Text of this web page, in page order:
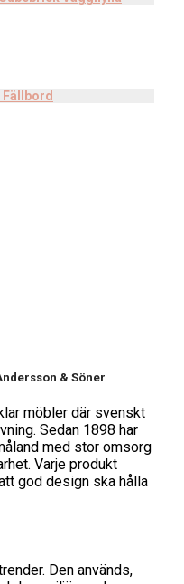
& Söner
möbler där svenskt
Sedan 1898 har
med stor omsorg
Varje produkt
god design ska hålla
Den används,